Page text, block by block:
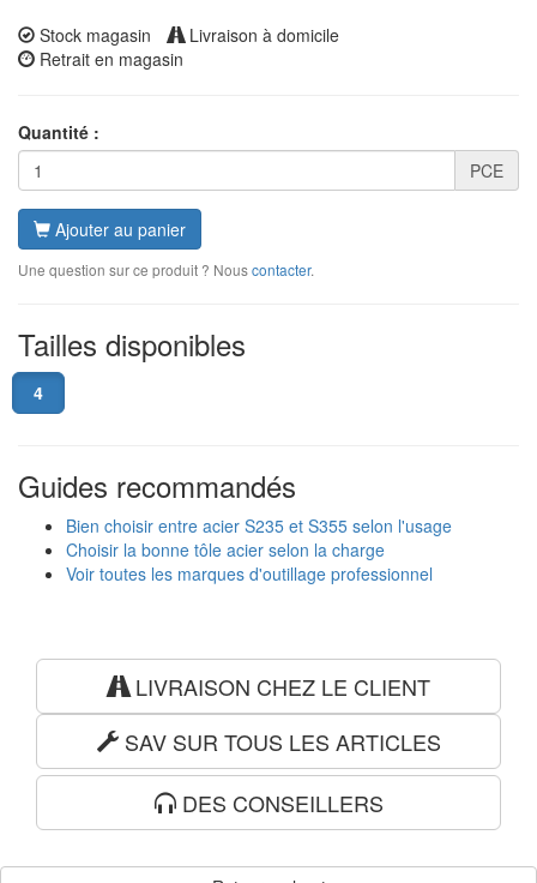
Stock magasin
Livraison à domicile
Retrait en magasin
Quantité :
PCE
Ajouter au panier
Une question sur ce produit ? Nouscontacter.
Tailles disponibles
4
Guides recommandés
Bien choisir entre acier S235 et S355 selon l'usage
Choisir la bonne tôle acier selon la charge
Voir toutes les marques d'outillage professionnel
LIVRAISON CHEZ LE CLIENT
SAV SUR TOUS LES ARTICLES
DES CONSEILLERS